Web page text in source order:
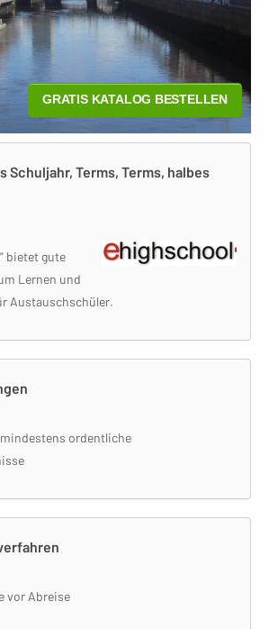
Schuljahr, Terms, Terms, halbes
bietet gute
Lernen und
Austauschschüler.
mindestens ordentliche
vor Abreise